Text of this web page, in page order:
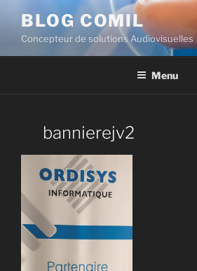
BLOG COMIL
Concepteur de solutions Audiovisuelles
Menu
bannierejv2